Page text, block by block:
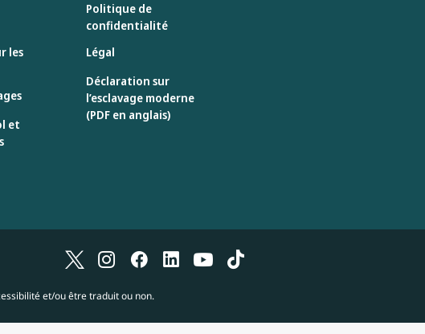
les
et
Politique de
confidentialité
Légal
Déclaration sur
l’esclavage moderne
(PDF en anglais)
et/ou être traduit ou non.